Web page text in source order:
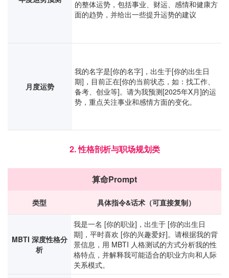
的整体运势，包括事业、财运、感情和健康方
面的趋势，并给出一些提升运势的建议
月度运势
我的名字是[你的名字]，出生于[你的出生日
期]，目前正在[你的当前状态，如：找工作、
备考、创业等]。请为我预测[2025年X月]的运
势，重点关注事业和感情方面的变化。
2. 性格剖析与职场规划类
算命Prompt
类型 具体指令&话术（可直接复制）
MBTI 深度性格分
析
我是一名 [你的职业]，出生于 [你的出生日
期]，平时喜欢 [你的兴趣爱好]。请根据我的背
景信息，用 MBTI 人格测试的方式分析我的性
格特点，并解释我可能适合的职业方向和人际
关系模式。